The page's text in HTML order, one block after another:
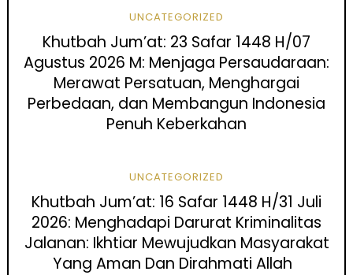
UNCATEGORIZED
Khutbah Jum’at: 23 Safar 1448 H/07
Agustus 2026 M: Menjaga Persaudaraan:
Merawat Persatuan, Menghargai
Perbedaan, dan Membangun Indonesia
Penuh Keberkahan
UNCATEGORIZED
Khutbah Jum’at: 16 Safar 1448 H/31 Juli
2026: Menghadapi Darurat Kriminalitas
Jalanan: Ikhtiar Mewujudkan Masyarakat
Yang Aman Dan Dirahmati Allah